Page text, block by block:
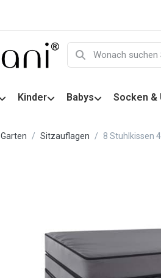
Kinder Babys Socken &
Garten Sitzauflagen 8 Stuhlkissen